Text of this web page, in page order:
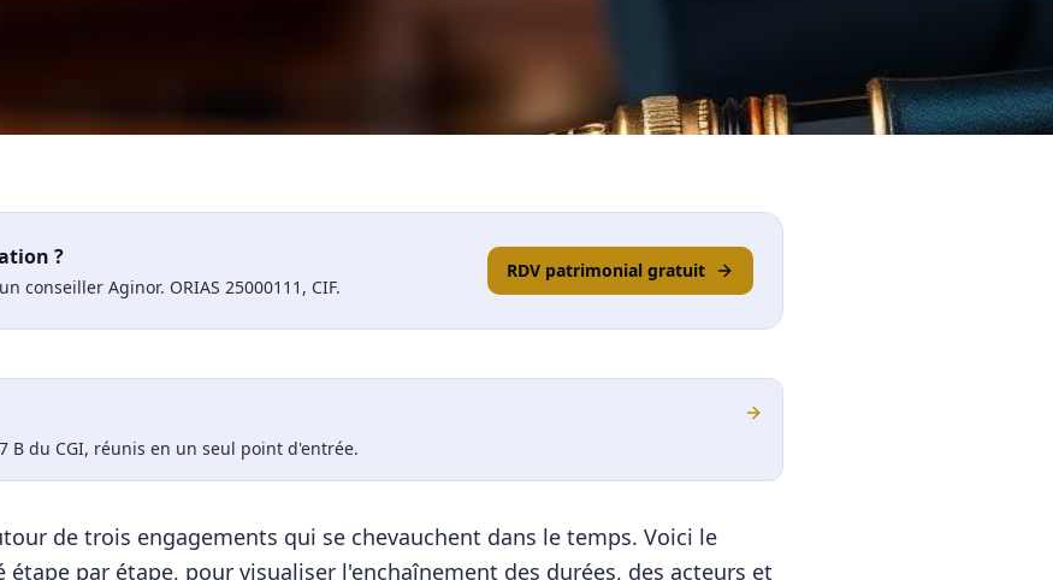
?
conseiller Aginor. ORIAS 25000111, CIF.
RDV patrimonial gratuit
B du CGI, réunis en un seul point d'entrée.
de trois engagements qui se chevauchent dans le temps. Voici le
par étape, pour visualiser l'enchaînement des durées, des acteurs et